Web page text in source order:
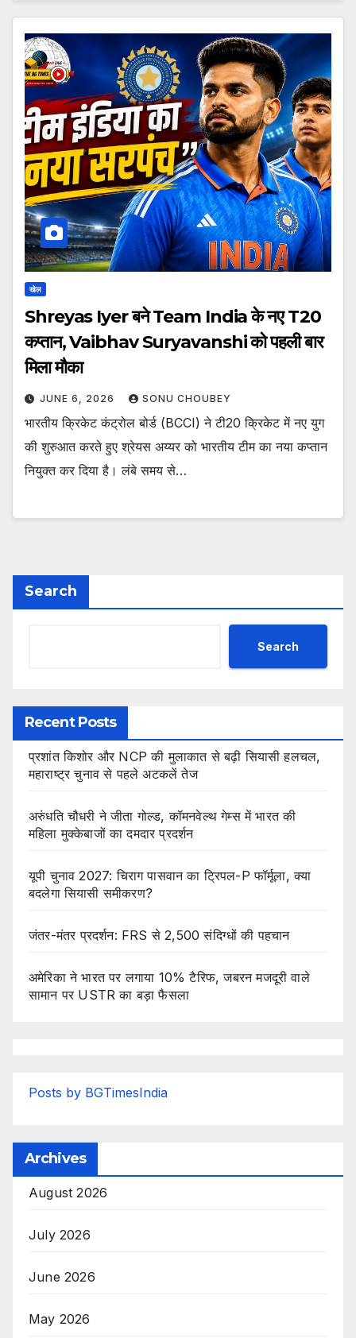
खेल
Shreyas Iyer बने Team India के नए T20
कप्तान, Vaibhav Suryavanshi को पहली बार
मिला मौका
JUNE 6, 2026 SONU CHOUBEY
भारतीय क्रिकेट कंट्रोल बोर्ड (BCCI) ने टी20 क्रिकेट में नए युग
की शुरुआत करते हुए श्रेयस अय्यर को भारतीय टीम का नया कप्तान
नियुक्त कर दिया है। लंबे समय से…
Search
Search
Recent Posts
प्रशांत किशोर और NCP की मुलाकात से बढ़ी सियासी हलचल,
महाराष्ट्र चुनाव से पहले अटकलें तेज
अरुंधति चौधरी ने जीता गोल्ड, कॉमनवेल्थ गेम्स में भारत की
महिला मुक्केबाजों का दमदार प्रदर्शन
यूपी चुनाव 2027: चिराग पासवान का ट्रिपल-P फॉर्मूला, क्या
बदलेगा सियासी समीकरण?
जंतर-मंतर प्रदर्शन: FRS से 2,500 संदिग्धों की पहचान
अमेरिका ने भारत पर लगाया 10% टैरिफ, जबरन मजदूरी वाले
सामान पर USTR का बड़ा फैसला
Posts by BGTimesIndia
Archives
August 2026
July 2026
June 2026
May 2026